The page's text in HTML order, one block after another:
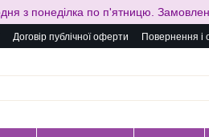
з понеділка по п'ятницю.
Договір публічної оферти Повернення і